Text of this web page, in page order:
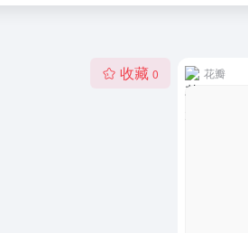
收藏 0 花瓣